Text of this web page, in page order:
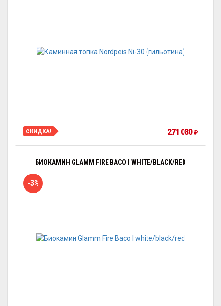
СКИДКА! 271 080₽
БИОКАМИН GLAMM FIRE BACO I WHITE/BLACK/RED
-3%